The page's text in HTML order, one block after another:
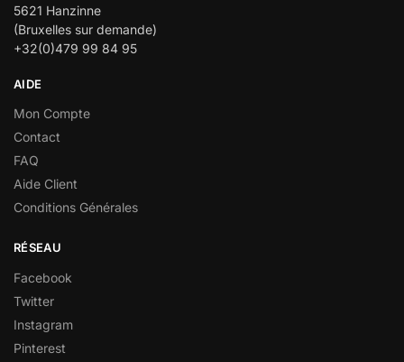
5621 Hanzinne
(Bruxelles sur demande)
+32(0)479 99 84 95
AIDE
Mon Compte
Contact
FAQ
Aide Client
Conditions Générales
RÉSEAU
Facebook
Twitter
Instagram
Pinterest